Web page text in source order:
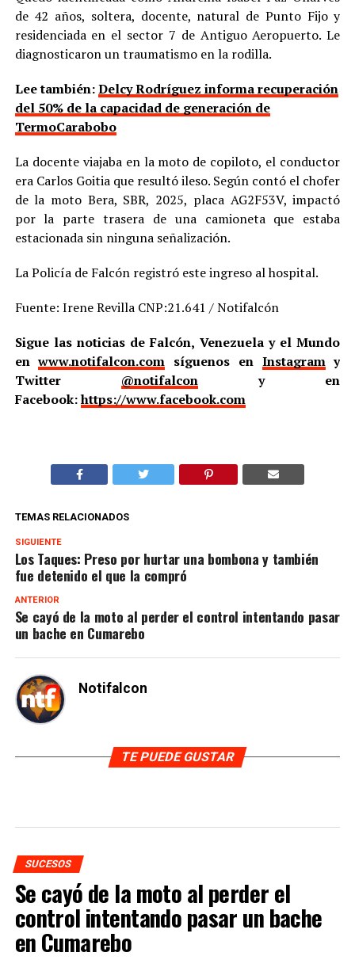
de 42 años, soltera, docente, natural de Punto Fijo y
residenciada en el sector 7 de Antiguo Aeropuerto. Le
diagnosticaron un traumatismo en la rodilla.
Lee también:Delcy Rodríguez informa recuperación
del 50% de la capacidad de generación de
TermoCarabobo
La docente viajaba en la moto de copiloto, el conductor
era Carlos Goitia que resultó ileso. Según contó el chofer
de la moto Bera, SBR, 2025, placa AG2F53V, impactó
por la parte trasera de una camioneta que estaba
estacionada sin ninguna señalización.
La Policía de Falcón registró este ingreso al hospital.
Fuente: Irene Revilla CNP:21.641 / Notifalcón
Sigue las noticias de Falcón, Venezuela y el Mundo
enwww.notifalcon.com síguenos en Instagramy
Twitter @notifalcony en
Facebook:https://www.facebook.com
TEMAS RELACIONADOS
SIGUIENTE
Los Taques: Preso por hurtar una bombona y también
fue detenido el que la compró
ANTERIOR
Se cayó de la moto al perder el control intentando pasar
un bache en Cumarebo
Notifalcon
TE PUEDE GUSTAR
SUCESOS
Se cayó de la moto al perder el
control intentando pasar un bache
en Cumarebo